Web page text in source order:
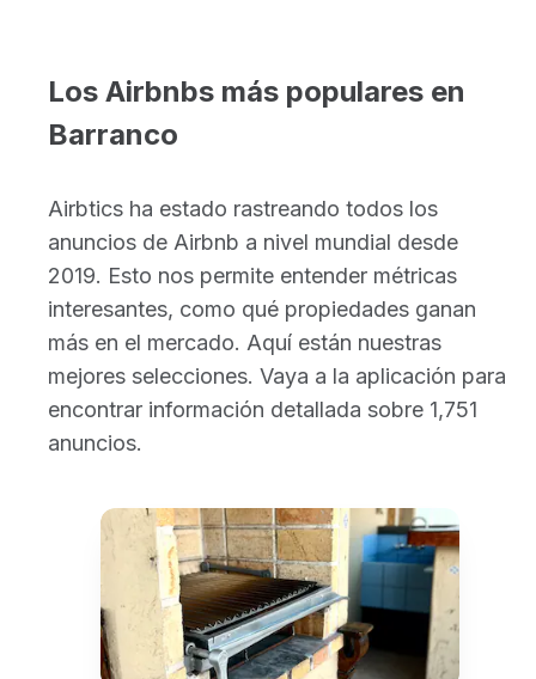
Los Airbnbs más populares en
Barranco
Airbtics ha estado rastreando todos los
anuncios de Airbnb a nivel mundial desde
2019. Esto nos permite entender métricas
interesantes, como qué propiedades ganan
más en el mercado. Aquí están nuestras
mejores selecciones. Vaya a la aplicación para
encontrar información detallada sobre 1,751
anuncios.